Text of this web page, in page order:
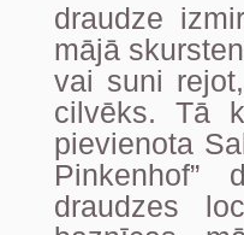
draudze
mājā
vai suni
cilvēks. Tā
pievienota
Pinkenhof”
draudzes